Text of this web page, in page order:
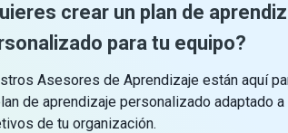
crear un plan de
para tu equipo?
Asesores de Aprendizaje están aquí
de aprendizaje personalizado adaptado
de tu organización.